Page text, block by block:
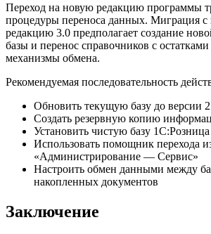
Переход на новую редакцию программы
процедуры переноса данных. Миграция с
редакцию 3.0 предполагает создание
базы и перенос справочников с
механизмы обмена.
Рекомендуемая последовательность
Обновить текущую базу до версии
Создать резервную копию
Установить чистую базу
Использовать помощник перехода
«Администрирование — Сервис»
Настроить обмен данными между
накопленных документов
Заключение